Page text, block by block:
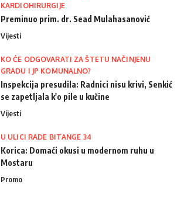
KARDIOHIRURGIJE
Preminuo prim. dr. Sead Mulahasanović
Vijesti
KO ĆE ODGOVARATI ZA ŠTETU NAČINJENU
GRADU I JP KOMUNALNO?
Inspekcija presudila: Radnici nisu krivi, Senkić
se zapetljala k'o pile u kučine
Vijesti
U ULICI RADE BITANGE 34
Korica: Domaći okusi u modernom ruhu u
Mostaru
Promo